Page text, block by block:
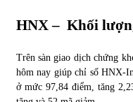
HNX – Khối
Trên sàn giao dịch chứng
hôm nay giúp chỉ số HNX-
ở mức 97,84 điểm, tăng